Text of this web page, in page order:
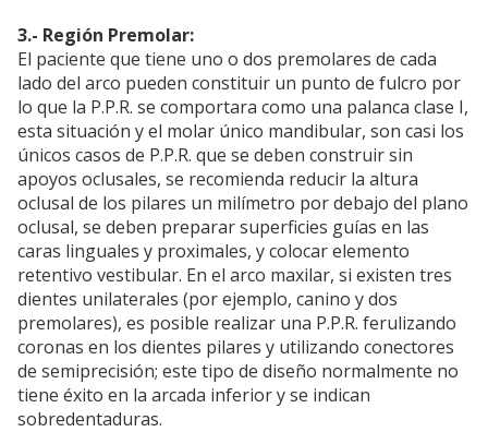
3.- Región Premolar:
El paciente que tiene uno o dos premolares de cada
lado del arco pueden constituir un punto de fulcro por
lo que la P.P.R. se comportara como una palanca clase I,
esta situación y el molar único mandibular, son casi los
únicos casos de P.P.R. que se deben construir sin
apoyos oclusales, se recomienda reducir la altura
oclusal de los pilares un milímetro por debajo del plano
oclusal, se deben preparar superficies guías en las
caras linguales y proximales, y colocar elemento
retentivo vestibular. En el arco maxilar, si existen tres
dientes unilaterales (por ejemplo, canino y dos
premolares), es posible realizar una P.P.R. ferulizando
coronas en los dientes pilares y utilizando conectores
de semiprecisión; este tipo de diseño normalmente no
tiene éxito en la arcada inferior y se indican
sobredentaduras.